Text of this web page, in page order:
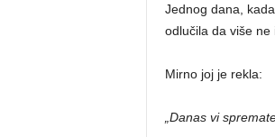
Jednog dana,
odlučila da više ne
Mirno joj je rekla:
„Danas vi